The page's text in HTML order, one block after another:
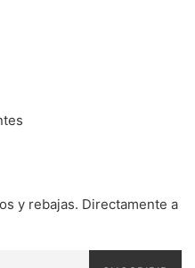
y rebajas. Directamente a